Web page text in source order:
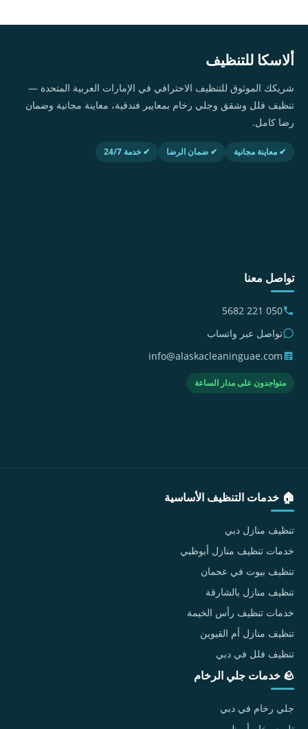
ألاسكا للتنظيف
شريكك الموثوق للتنظيف الاحترافي في الإمارات العربية المتحدة —
تنظيف فلل وشقق وجلي رخام بمعايير فندقية، معاينة مجانية وضمان
رضا كامل.
✔ معاينة مجانية ✔ ضمان الرضا ✔ خدمة 24/7
تواصل معنا
050 221 5682
تواصل عبر واتساب
info@alaskacleaninguae.com
متواجدون على مدار الساعة
🏠 خدمات التنظيف الأساسية
تنظيف منازل دبي
خدمات تنظيف منازل أبوظبي
تنظيف بيوت في عجمان
تنظيف منازل بالشارقة
خدمات تنظيف رأس الخيمة
تنظيف منازل أم القيوين
تنظيف فلل في دبي
🪨 خدمات جلي الرخام
جلي رخام في دبي